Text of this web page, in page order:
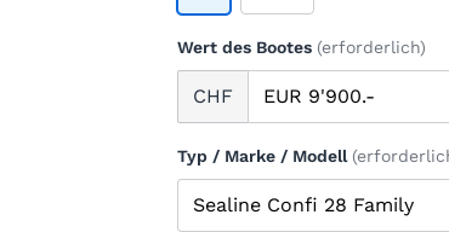
Wert des Bootes (erforderlich)
CHF
Typ / Marke / Modell